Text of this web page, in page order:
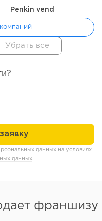
бизнеса стоимостью
Penkin vend
данных на условиях
данных.
франшизу